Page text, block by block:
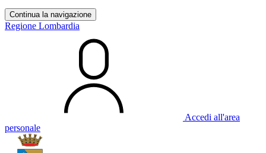
Continua la navigazione
Regione Lombardia
Accedi all'area
personale